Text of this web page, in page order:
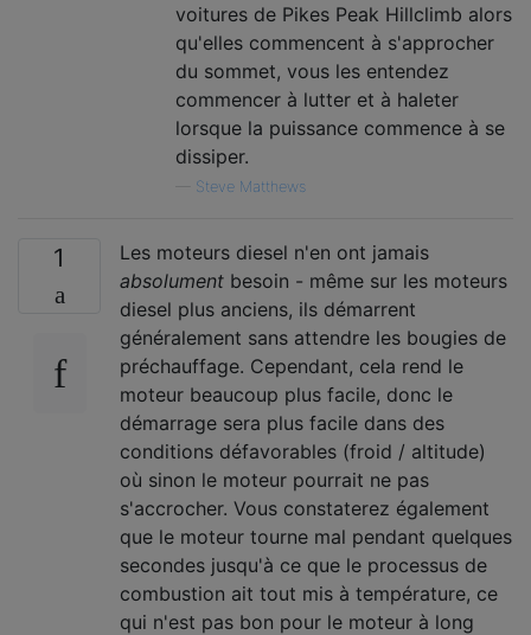
voitures de Pikes Peak Hillclimb alors
qu'elles commencent à s'approcher
du sommet, vous les entendez
commencer à lutter et à haleter
lorsque la puissance commence à se
dissiper.
Steve Matthews
1
Les moteurs diesel n'en ont jamais
absolument besoin - même sur les moteurs
diesel plus anciens, ils démarrent
généralement sans attendre les bougies de
préchauffage. Cependant, cela rend le
moteur beaucoup plus facile, donc le
démarrage sera plus facile dans des
conditions défavorables (froid / altitude)
où sinon le moteur pourrait ne pas
s'accrocher. Vous constaterez également
que le moteur tourne mal pendant quelques
secondes jusqu'à ce que le processus de
combustion ait tout mis à température, ce
qui n'est pas bon pour le moteur à long